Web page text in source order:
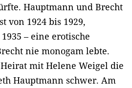
Hauptmann und Brecht
von 1924 bis 1929,
– eine erotische
nie monogam lebte.
mit Helene Weigel die
Hauptmann schwer. Am